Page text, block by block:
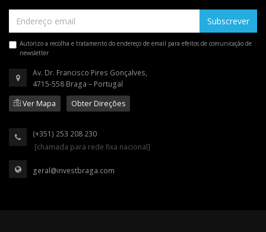
Subscrever
Autorizo a recolha e tratamento do endereço de email para efeitos de comunicação de
newsletter
Av. Dr. Francisco Pires Gonçalves,
4715-558 Braga – Portugal
Ver Mapa
Obter Direções
(+351) 253 208 230
[chamada para rede fixa nacional]
geral@investbraga.com